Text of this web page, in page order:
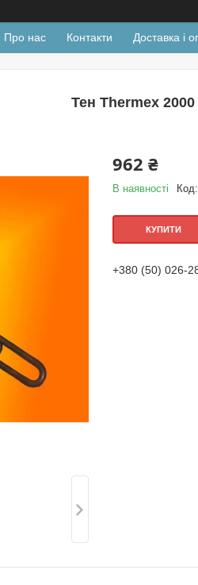
Про нас Контакти Доставка і
Тен Thermex
962 ₴
В наявності Код:
КУПИТИ
+380 (50) 026-